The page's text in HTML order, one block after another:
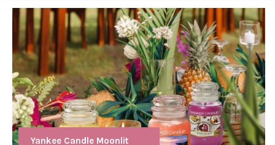
Yankee Candle Moonlit